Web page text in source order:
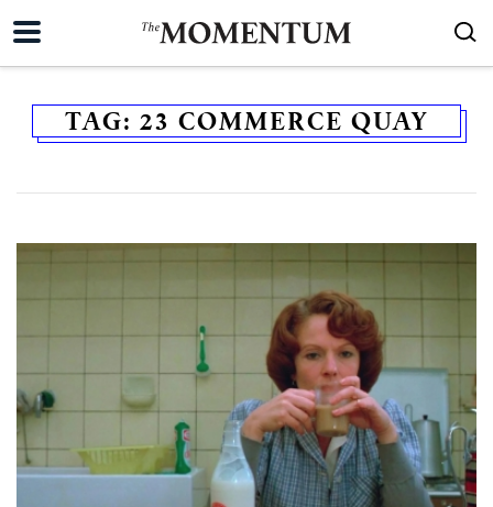
TAG: 23 COMMERCE QUAY